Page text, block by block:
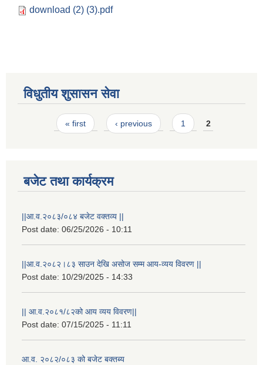
download (2) (3).pdf
विधुतीय शुसासन सेवा
Pages« first ‹ previous 1 2
बजेट तथा कार्यक्रम
||आ.व.२०८३/०८४ बजेट वक्तव्य ||
Post date: 06/25/2026 - 10:11
||आ.व.२०८२।८३ साउन देखि असोज सम्म आय-व्यय विवरण ||
Post date: 10/29/2025 - 14:33
|| आ.व.२०८१/८२को आय व्यय विवरण||
Post date: 07/15/2025 - 11:11
आ.व. २०८२/०८३ को बजेट बक्तब्य